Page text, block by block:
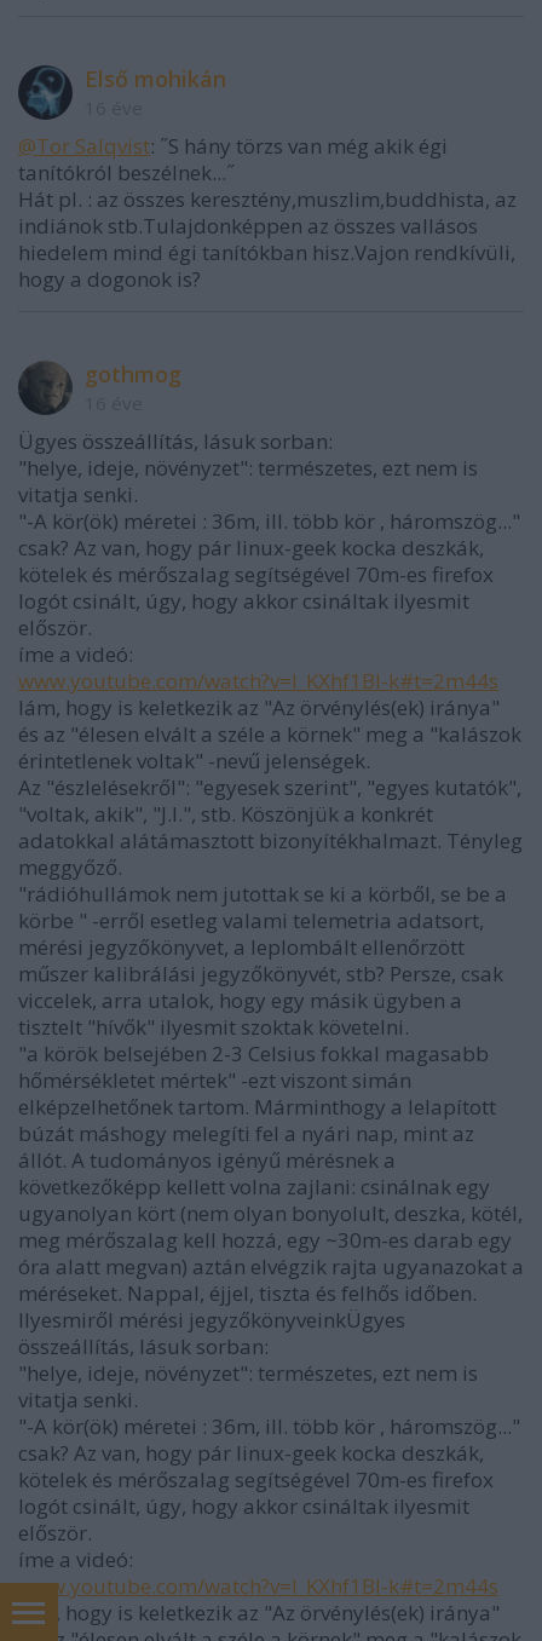
Első mohikán
@Tor Salqvist: ˝S hány törzs van még akik égi
tanítókról beszélnek...˝
Hát pl. : az összes keresztény,muszlim,buddhista, az
indiánok stb.Tulajdonképpen az összes vallásos
hiedelem mind égi tanítókban hisz.Vajon rendkívüli,
hogy a dogonok is?
gothmog
Ügyes összeállítás, lásuk sorban:
"helye, ideje, növényzet": természetes, ezt nem is
vitatja senki.
"-A kör(ök) méretei : 36m, ill. több kör , háromszög..."
csak? Az van, hogy pár linux-geek kocka deszkák,
kötelek és mérőszalag segítségével 70m-es firefox
logót csinált, úgy, hogy akkor csináltak ilyesmit
először.
íme a videó:
www.youtube.com/watch?v=l_KXhf1BI-k#t=2m44s
lám, hogy is keletkezik az "Az örvénylés(ek) iránya"
és az "élesen elvált a széle a körnek" meg a "kalászok
érintetlenek voltak" -nevű jelenségek.
Az "észlelésekről": "egyesek szerint", "egyes kutatók",
"voltak, akik", "J.I.", stb. Köszönjük a konkrét
adatokkal alátámasztott bizonyítékhalmazt. Tényleg
meggyőző.
"rádióhullámok nem jutottak se ki a körből, se be a
körbe " -erről esetleg valami telemetria adatsort,
mérési jegyzőkönyvet, a leplombált ellenőrzött
műszer kalibrálási jegyzőkönyvét, stb? Persze, csak
viccelek, arra utalok, hogy egy másik ügyben a
tisztelt "hívők" ilyesmit szoktak követelni.
"a körök belsejében 2-3 Celsius fokkal magasabb
hőmérsékletet mértek" -ezt viszont simán
elképzelhetőnek tartom. Márminthogy a lelapított
búzát máshogy melegíti fel a nyári nap, mint az
állót. A tudományos igényű mérésnek a
következőképp kellett volna zajlani: csinálnak egy
ugyanolyan kört (nem olyan bonyolult, deszka, kötél,
meg mérőszalag kell hozzá, egy ~30m-es darab egy
óra alatt megvan) aztán elvégzik rajta ugyanazokat a
méréseket. Nappal, éjjel, tiszta és felhős időben.
Ilyesmiről mérési jegyzőkönyveinkÜgyes
összeállítás, lásuk sorban:
"helye, ideje, növényzet": természetes, ezt nem is
vitatja senki.
"-A kör(ök) méretei : 36m, ill. több kör , háromszög..."
csak? Az van, hogy pár linux-geek kocka deszkák,
kötelek és mérőszalag segítségével 70m-es firefox
logót csinált, úgy, hogy akkor csináltak ilyesmit
először.
íme a videó:
www.youtube.com/watch?v=l_KXhf1BI-k#t=2m44s
lám, hogy is keletkezik az "Az örvénylés(ek) iránya"